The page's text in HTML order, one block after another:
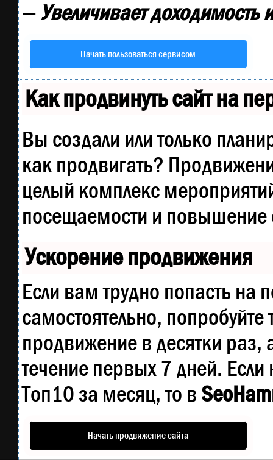
— Увеличивает доходимость
Начать пользоваться сервисом
Как продвинуть сайт на
Вы создали или только
как продвигать?
целый комплекс
посещаемости и повышение
Ускорение продвижения
Если вам трудно попасть на
самостоятельно, попробуйте
продвижение в десятки раз,
течение первых 7 дней.
Топ10 за месяц, то в
Начать продвижение сайта